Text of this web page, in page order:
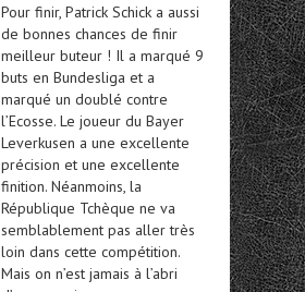
Pour finir, Patrick Schick a aussi
de bonnes chances de finir
meilleur buteur ! Il a marqué 9
buts en Bundesliga et a
marqué un doublé contre
l’Ecosse. Le joueur du Bayer
Leverkusen a une excellente
précision et une excellente
finition. Néanmoins, la
République Tchèque ne va
semblablement pas aller très
loin dans cette compétition.
Mais on n’est jamais à l’abri